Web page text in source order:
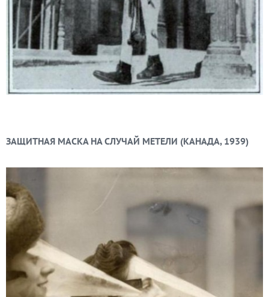
ЗАЩИТНАЯ МАСКА НА СЛУЧАЙ МЕТЕЛИ (КАНАДА, 1939)